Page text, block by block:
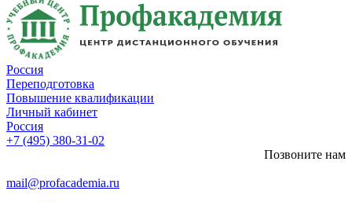
Россия
Переподготовка
Повышение квалификации
Личный кабинет
Россия
+7 (495) 380-31-02
Позвоните нам
mail@profacademia.ru